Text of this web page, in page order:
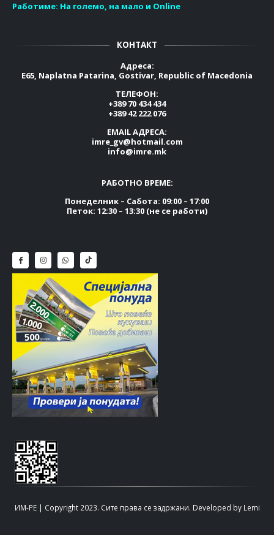
Работиме: На големо, на мало и Online
КОНТАКТ
Адреса:
E65, Naplatna Patarina, Gostivar, Republic of Macedonia
ТЕЛЕФОН:
+389 70 434 434
+389 42 222 076
EMAIL АДРЕСА:
imre_gv@hotmail.com
info@imre.mk
РАБОТНО ВРЕМЕ:
Понеделник – Сабота: 09:00 – 17:00
Петок: 12:30 – 13:30 (не се работи)
ИМ-РЕ | Copyright 2023. Сите права се задржани. Developed by Lemi